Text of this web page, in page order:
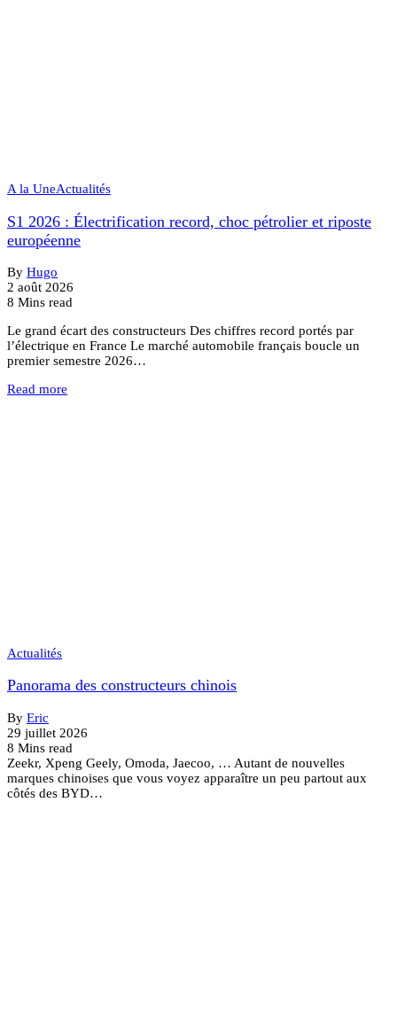
A la UneActualités
S1 2026 : Électrification record, choc pétrolier et riposte
européenne
By Hugo
2 août 2026
8 Mins read
Le grand écart des constructeurs Des chiffres record portés par
l’électrique en France Le marché automobile français boucle un
premier semestre 2026…
Read more
Actualités
Panorama des constructeurs chinois
By Eric
29 juillet 2026
8 Mins read
Zeekr, Xpeng Geely, Omoda, Jaecoo, … Autant de nouvelles
marques chinoises que vous voyez apparaître un peu partout aux
côtés des BYD…